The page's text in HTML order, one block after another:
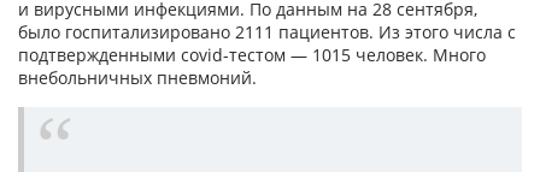
и вирусными инфекциями. По данным на 28 сентября,
было госпитализировано 2111 пациентов. Из этого числа с
подтвержденными covid-тестом — 1015 человек. Много
внебольничных пневмоний.